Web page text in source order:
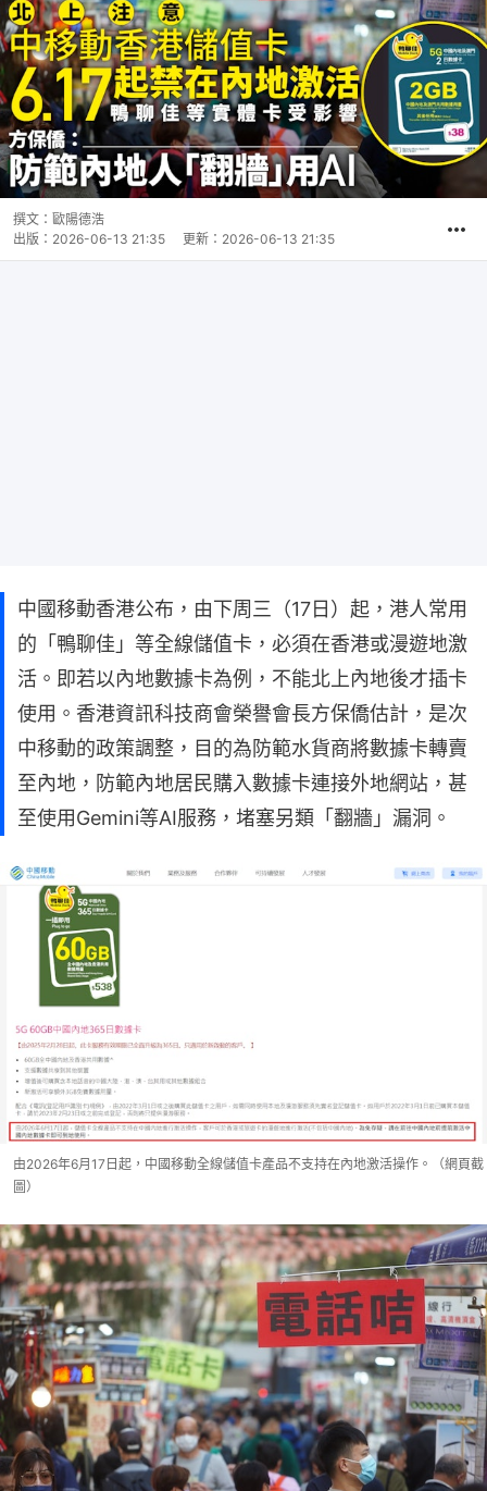
撰文： 歐陽德浩
出版： 2026-06-13 21:35 更新： 2026-06-13 21:35
中國移動香港公布，由下周三（17日）起，港人常用
的「鴨聊佳」等全線儲值卡，必須在香港或漫遊地激
活。即若以內地數據卡為例，不能北上內地後才插卡
使用。香港資訊科技商會榮譽會長方保僑估計，是次
中移動的政策調整，目的為防範水貨商將數據卡轉賣
至內地，防範內地居民購入數據卡連接外地網站，甚
至使用Gemini等AI服務，堵塞另類「翻牆」漏洞。
由2026年6月17日起，中國移動全線儲值卡產品不支持在內地激活操作。（網頁截
圖）